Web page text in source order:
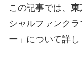
この記事では、 東
シャルファンクラ
ー 」について詳し